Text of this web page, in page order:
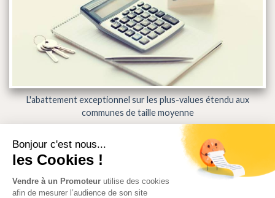
Bonjour c'est nous...
les Cookies !
Vendre à un Promoteur utilise des cookies
afin de mesurer l’audience de son site
L'abattement exceptionnel sur les plus-values étendu aux
communes de taille moyenne